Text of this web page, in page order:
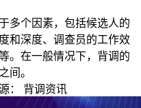
多个因素，包括候选人的
和深度、调查员的工作效
。在一般情况下，背调的
间。
： 背调资讯